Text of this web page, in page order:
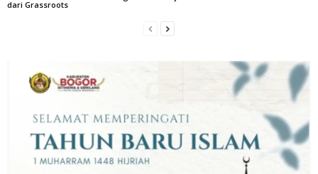
dari Grassroots